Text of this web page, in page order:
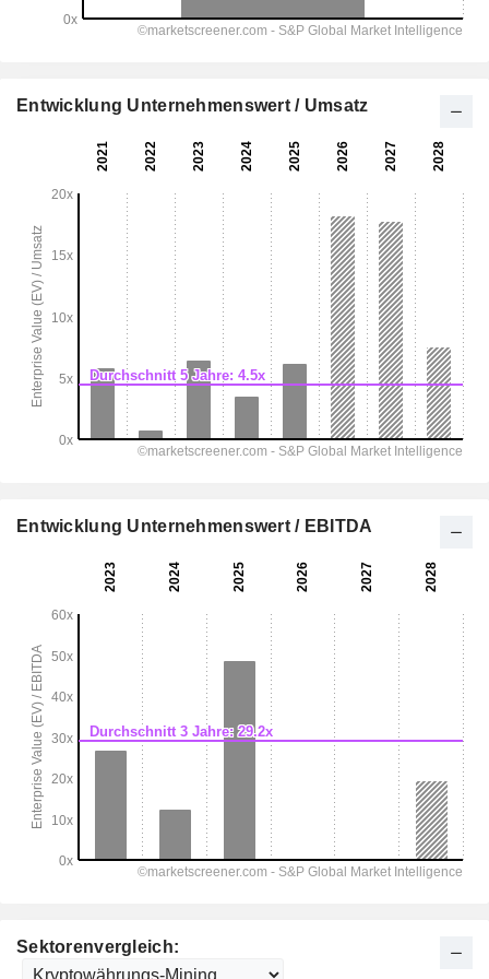
Sektorenvergleich:
Entwicklung Unternehmenswert / Umsatz
Entwicklung Unternehmenswert / EBITDA